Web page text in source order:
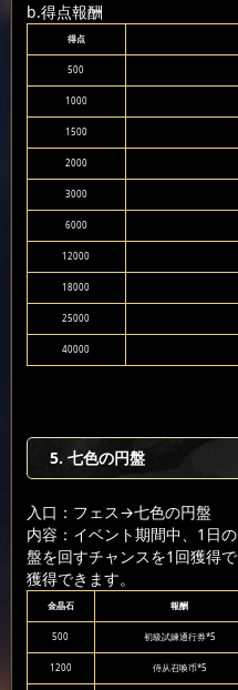
b.得点報酬
得点
500
1000
1500
2000
3000
6000
12000
18000
25000
40000
5. 七色の円盤
入口：フェス→七色の円盤
内容：イベント期間中、1日
盤を回すチャンスを1回獲得
獲得できます。
金晶石 報酬
500 初級試練通行券*5
1200 侍从召唤币*5